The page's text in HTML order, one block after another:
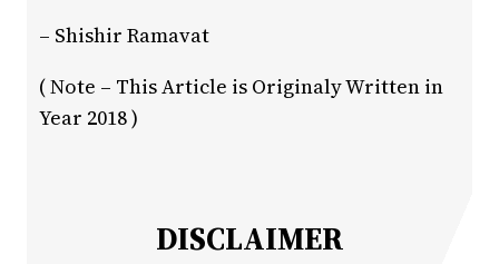
– Shishir Ramavat
( Note – This Article is Originaly Written in
Year 2018 )
DISCLAIMER